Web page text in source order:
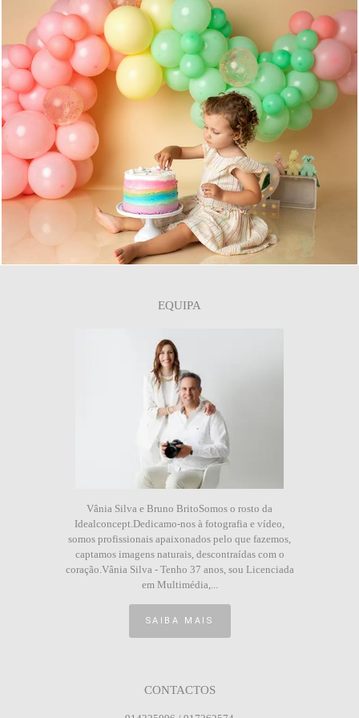
0
EQUIPA
Vânia Silva e Bruno BritoSomos o rosto da
Idealconcept.Dedicamo-nos à fotografia e vídeo,
somos profissionais apaixonados pelo que fazemos,
captamos imagens naturais, descontraídas com o
coração.Vânia Silva - Tenho 37 anos, sou Licenciada
em Multimédia,...
SAIBA MAIS
CONTACTOS